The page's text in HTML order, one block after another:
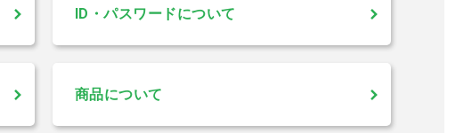
ID・パスワードについて
商品について